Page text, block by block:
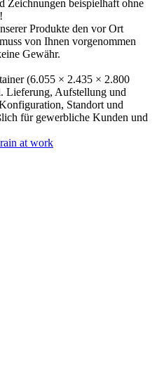
Zeichnungen beispielhaft ohne
Produkte den vor Ort
von Ihnen vorgenommen
Gewähr.
(6.055 × 2.435 × 2.800
Lieferung, Aufstellung und
Standort und
für gewerbliche Kunden und
at work